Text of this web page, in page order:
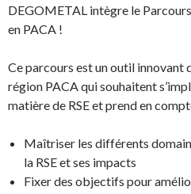
DEGOMETAL intègre le
en PACA !
Ce parcours est un outil innovant
région PACA qui souhaitent
matière de RSE et prend en
Maîtriser les différents
la RSE et ses impacts
Fixer des objectifs pour